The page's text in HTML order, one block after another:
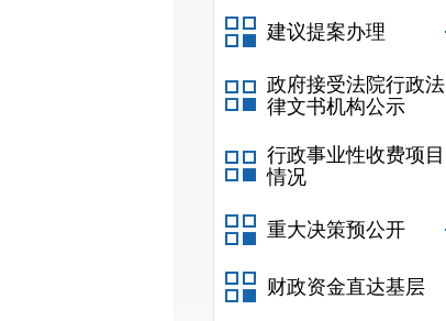
建议提案办理
政府接受法院行政法
律文书机构公示
行政事业性收费项目
情况
重大决策预公开
财政资金直达基层